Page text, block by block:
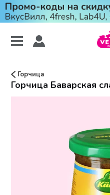
Горчица
Горчица Баварская